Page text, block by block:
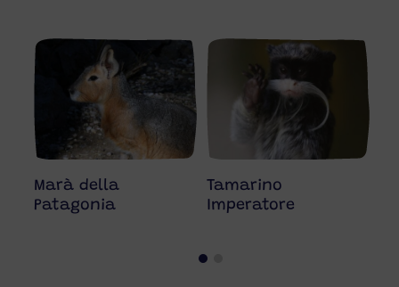
Marà della
Patagonia
Tamarino
Imperatore